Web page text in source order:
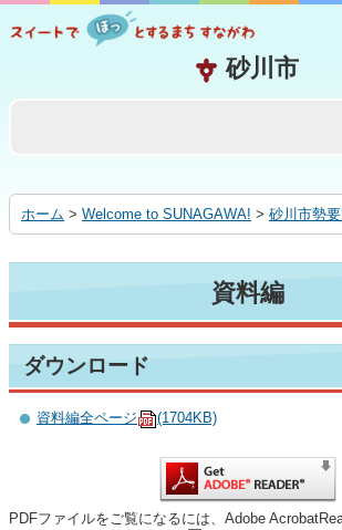
る
ホーム > Welcome to SUNAGAWA! > 砂川市勢
資料編
ダウンロード
資料編全ページ (1704KB)
PDFファイルをご覧になるには、Adobe